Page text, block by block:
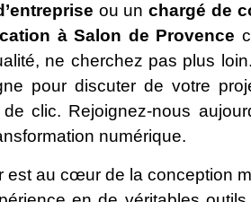
ou unchargé de
à Salon de Provence
ne cherchez pas plus
pour discuter de votre
clic. Rejoignez-nous
numérique.
est au cœur de la conception